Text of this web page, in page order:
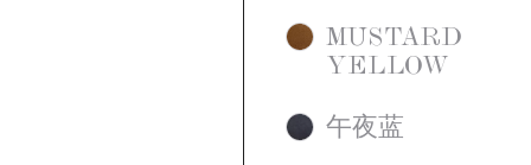
西班牙制造，由Blasco创作。
洗涤。底部设有滑轮。
MUSTARD
YELLOW
午夜蓝